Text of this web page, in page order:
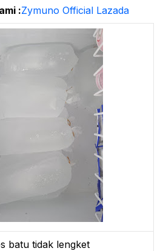
:Zymuno Official Lazada
batu tidak lengket